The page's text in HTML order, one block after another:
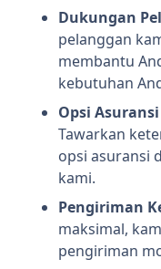
Dukungan
pelanggan
membantu
kebutuhan
Opsi
Tawarkan
opsi asuransi
kami.
Pengiriman
maksimal,
pengiriman